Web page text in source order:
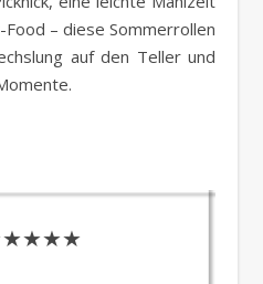
– diese Sommerrollen
auf den Teller und